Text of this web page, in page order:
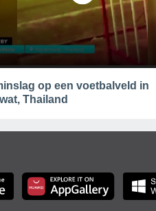
op een voetbalveld in
Thailand